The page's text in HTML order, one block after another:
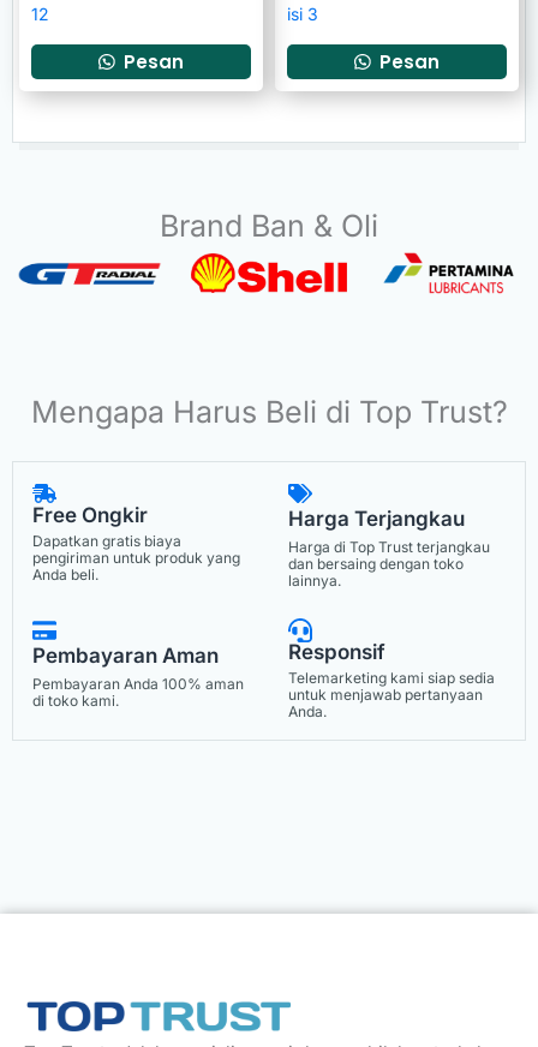
12
Pesan
isi 3
Pesan
Brand Ban & Oli
Mengapa Harus Beli di Top Trust?
Free Ongkir
Dapatkan gratis biaya
pengiriman untuk produk yang
Anda beli.
Harga Terjangkau
Harga di Top Trust terjangkau
dan bersaing dengan toko
lainnya.
Pembayaran Aman
Pembayaran Anda 100% aman
di toko kami.
Responsif
Telemarketing kami siap sedia
untuk menjawab pertanyaan
Anda.